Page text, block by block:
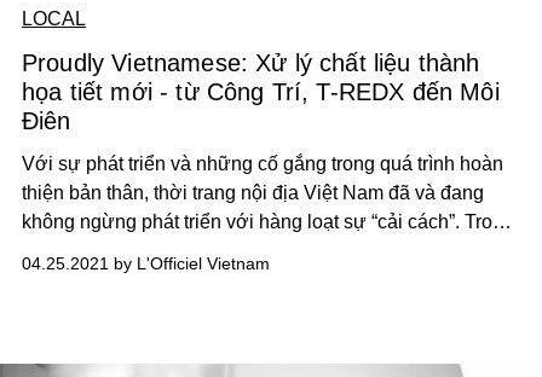
LOCAL
Proudly Vietnamese: Xử lý chất liệu thành
họa tiết mới - từ Công Trí, T-REDX đến Môi
Điên
Với sự phát triển và những cố gắng trong quá trình hoàn
thiện bản thân, thời trang nội địa Việt Nam đã và đang
không ngừng phát triển với hàng loạt sự “cải cách”. Trong
điều mà chắc chắn chỉ 5 năm về trước, rất ít thương hiệu
04.25.2021 by L'Officiel Vietnam